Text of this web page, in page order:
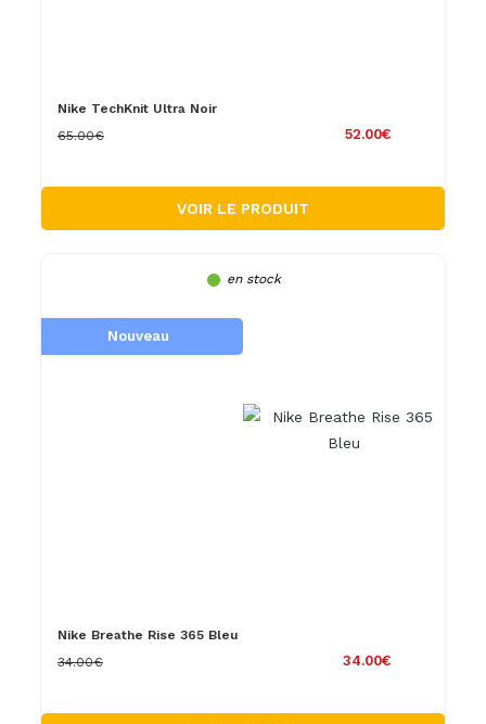
Nike TechKnit Ultra Noir
52.00€
65.00€
VOIR LE PRODUIT
en stock
Nouveau
Nike Breathe Rise 365 Bleu
34.00€
34.00€